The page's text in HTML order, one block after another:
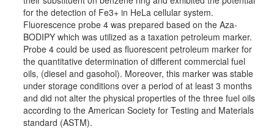
for the detection of Fe3+ in HeLa cellular system.
Fluorescence probe 4 was prepared based on the Aza-
BODIPY which was utilized as a taxation petroleum marker.
Probe 4 could be used as fluorescent petroleum marker for
the quantitative determination of different commercial fuel
oils, (diesel and gasohol). Moreover, this marker was stable
under storage conditions over a period of at least 3 months
and did not alter the physical properties of the three fuel oils
according to the American Society for Testing and Materials
standard (ASTM).